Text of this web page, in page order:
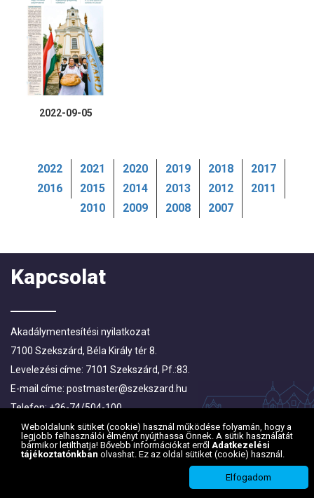
Weboldalunk sütiket (cookie) használ működése folyamán, hogy a
legjobb felhasználói élményt nyújthassa Önnek. A sütik használatát
bármikor letilthatja! Bővebb információkat erről Adatkezelési
tájékoztatónkban olvashat. Ez az oldal sütiket (cookie) használ.
Elfogadom
2022-09-05
2022 2021 2020 2019 2018
2017
2016
2015 2014 2013 2012
2011
2010
2009 2008 2007
Kapcsolat
Akadálymentesítési nyilatkozat
7100 Szekszárd, Béla Király tér 8.
Levelezési címe: 7101 Szekszárd, Pf.:83.
E-mail címe: postmaster@szekszard.hu
Telefon: +36-74/504-100
Fax: +36-74/412-719; +36-74/510-251